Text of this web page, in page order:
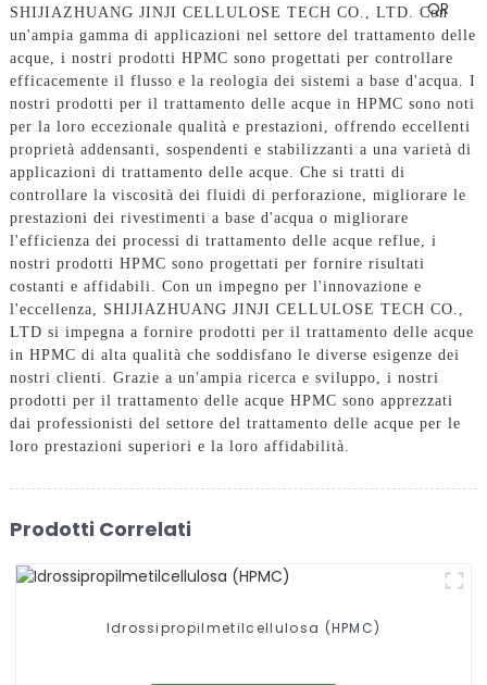
SHIJIAZHUANG JINJI CELLULOSE TECH CO., LTD. Con
un'ampia gamma di applicazioni nel settore del trattamento delle
acque, i nostri prodotti HPMC sono progettati per controllare
efficacemente il flusso e la reologia dei sistemi a base d'acqua. I
nostri prodotti per il trattamento delle acque in HPMC sono noti
per la loro eccezionale qualità e prestazioni, offrendo eccellenti
proprietà addensanti, sospendenti e stabilizzanti a una varietà di
applicazioni di trattamento delle acque. Che si tratti di
controllare la viscosità dei fluidi di perforazione, migliorare le
prestazioni dei rivestimenti a base d'acqua o migliorare
l'efficienza dei processi di trattamento delle acque reflue, i
nostri prodotti HPMC sono progettati per fornire risultati
costanti e affidabili. Con un impegno per l'innovazione e
l'eccellenza, SHIJIAZHUANG JINJI CELLULOSE TECH CO.,
LTD si impegna a fornire prodotti per il trattamento delle acque
in HPMC di alta qualità che soddisfano le diverse esigenze dei
nostri clienti. Grazie a un'ampia ricerca e sviluppo, i nostri
prodotti per il trattamento delle acque HPMC sono apprezzati
dai professionisti del settore del trattamento delle acque per le
loro prestazioni superiori e la loro affidabilità.
Prodotti Correlati
Idrossipropilmetilcellulosa (HPMC)